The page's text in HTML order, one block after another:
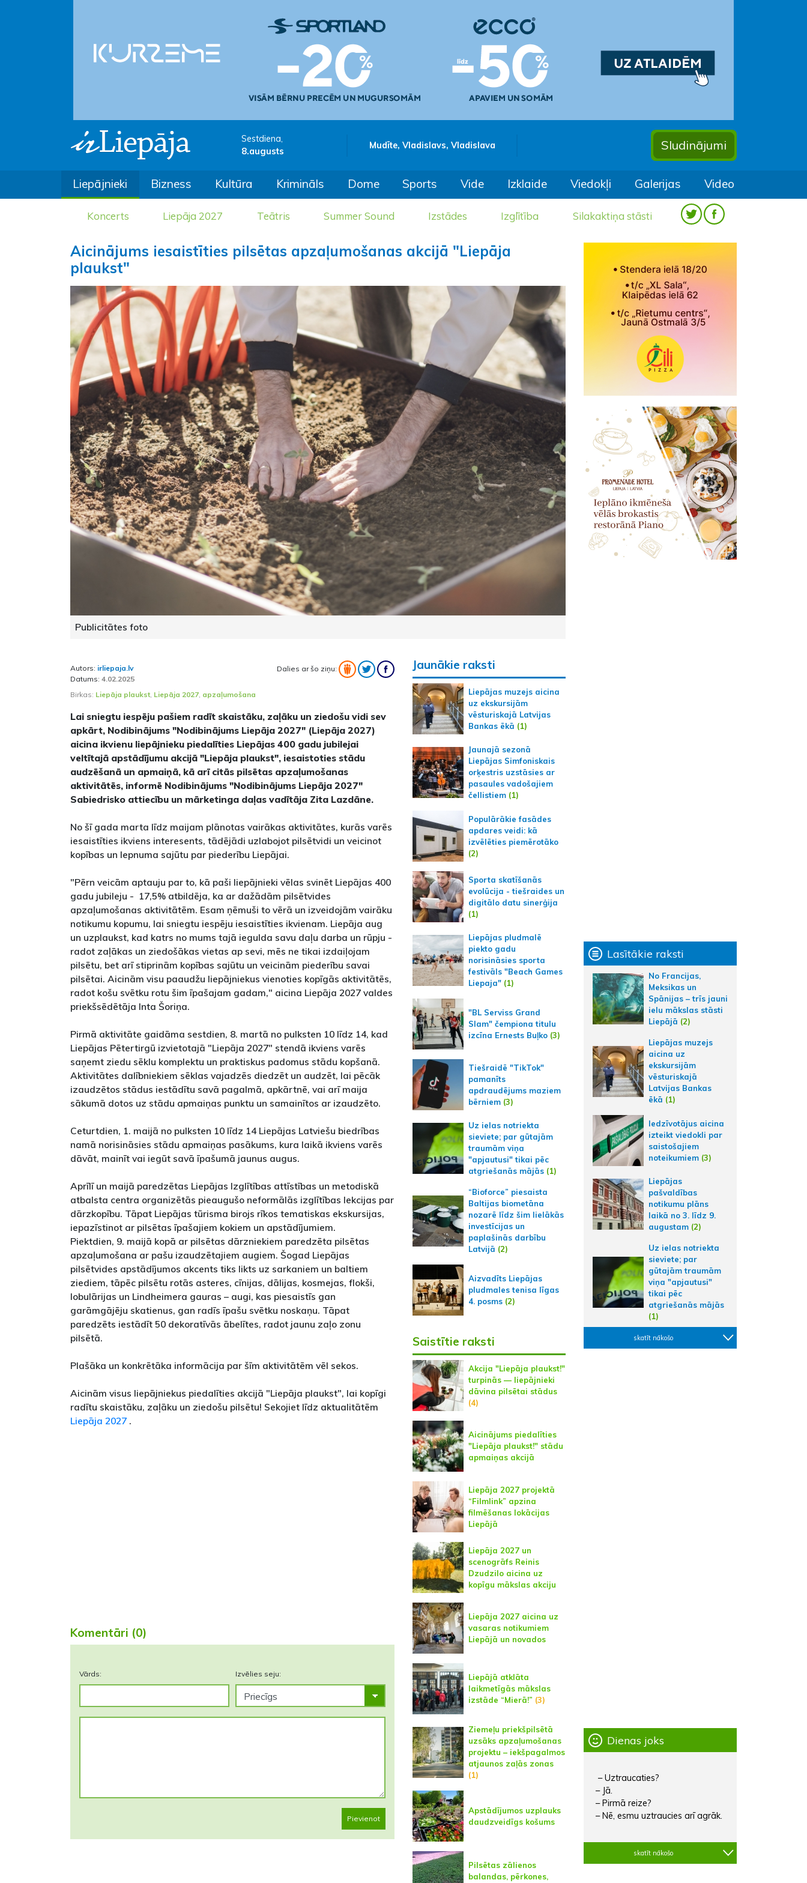
Sestdiena,
8.augusts
Mudīte, Vladislavs, Vladislava Sludinājumi
Liepājnieki Bizness Kultūra Krimināls Dome Sports Vide Izklaide Viedokļi Galerijas Video
Koncerts Liepāja 2027 Teātris Summer Sound Izstādes Izglītība Silakaktiņa stāsti
Aicinājums iesaistīties pilsētas apzaļumošanas akcijā "Liepāja
plaukst"
Publicitātes foto
Autors: irliepaja.lv
Datums: 4.02.2025
Dalies ar šo ziņu:
Birkas: Liepāja plaukst, Liepāja 2027, apzaļumošana
Lai sniegtu iespēju pašiem radīt skaistāku, zaļāku un ziedošu vidi sev
apkārt, Nodibinājums "Nodibinājums Liepāja 2027" (Liepāja 2027)
aicina ikvienu liepājnieku piedalīties Liepājas 400 gadu jubilejai
veltītajā apstādījumu akcijā "Liepāja plaukst", iesaistoties stādu
audzēšanā un apmaiņā, kā arī citās pilsētas apzaļumošanas
aktivitātēs, informē Nodibinājums "Nodibinājums Liepāja 2027"
Sabiedrisko attiecību un mārketinga daļas vadītāja Zita Lazdāne.
No šī gada marta līdz maijam plānotas vairākas aktivitātes, kurās varēs
iesaistīties ikviens interesents, tādējādi uzlabojot pilsētvidi un veicinot
kopības un lepnuma sajūtu par piederību Liepājai.
"Pērn veicām aptauju par to, kā paši liepājnieki vēlas svinēt Liepājas 400
gadu jubileju - 17,5% atbildēja, ka ar dažādām pilsētvides
apzaļumošanas aktivitātēm. Esam ņēmuši to vērā un izveidojām vairāku
notikumu kopumu, lai sniegtu iespēju iesaistīties ikvienam. Liepāja aug
un uzplaukst, kad katrs no mums tajā iegulda savu daļu darba un rūpju -
radot zaļākas un ziedošākas vietas ap sevi, mēs ne tikai izdaiļojam
pilsētu, bet arī stiprinām kopības sajūtu un veicinām piederību savai
pilsētai. Aicinām visu paaudžu liepājniekus vienoties kopīgās aktivitātēs,
radot košu svētku rotu šim īpašajam gadam," aicina Liepāja 2027 valdes
priekšsēdētāja Inta Šoriņa.
Pirmā aktivitāte gaidāma sestdien, 8. martā no pulksten 10 līdz 14, kad
Liepājas Pētertirgū izvietotajā "Liepāja 2027" stendā ikviens varēs
saņemt ziedu sēklu komplektu un praktiskus padomus stādu kopšanā.
Aktivitātes dalībniekiem sēklas vajadzēs diedzēt un audzēt, lai pēcāk
izaudzētos stādus iestādītu savā pagalmā, apkārtnē, vai arī maija
sākumā dotos uz stādu apmaiņas punktu un samainītos ar izaudzēto.
Ceturtdien, 1. maijā no pulksten 10 līdz 14 Liepājas Latviešu biedrības
namā norisināsies stādu apmaiņas pasākums, kura laikā ikviens varēs
dāvāt, mainīt vai iegūt savā īpašumā jaunus augus.
Aprīlī un maijā paredzētas Liepājas Izglītības attīstības un metodiskā
atbalsta centra organizētās pieaugušo neformālās izglītības lekcijas par
dārzkopību. Tāpat Liepājas tūrisma birojs rīkos tematiskas ekskursijas,
iepazīstinot ar pilsētas īpašajiem kokiem un apstādījumiem.
Piektdien, 9. maijā kopā ar pilsētas dārzniekiem paredzēta pilsētas
apzaļumošana ar pašu izaudzētajiem augiem. Šogad Liepājas
pilsētvides apstādījumos akcents tiks likts uz sarkaniem un baltiem
ziediem, tāpēc pilsētu rotās asteres, cīnijas, dālijas, kosmejas, flokši,
lobulārijas un Lindheimera gauras – augi, kas piesaistīs gan
garāmgājēju skatienus, gan radīs īpašu svētku noskaņu. Tāpat
paredzēts iestādīt 50 dekoratīvās ābelītes, radot jaunu zaļo zonu
pilsētā.
Plašāka un konkrētāka informācija par šīm aktivitātēm vēl sekos.
Aicinām visus liepājniekus piedalīties akcijā "Liepāja plaukst", lai kopīgi
radītu skaistāku, zaļāku un ziedošu pilsētu! Sekojiet līdz aktualitātēm
Liepāja 2027 .
Komentāri (0)
Vārds: Izvēlies seju:
Pievienot
Jaunākie raksti
Liepājas muzejs aicina
uz ekskursijām
vēsturiskajā Latvijas
Bankas ēkā (1)
Jaunajā sezonā
Liepājas Simfoniskais
orķestris uzstāsies ar
pasaules vadošajiem
čellistiem(1)
Populārākie fasādes
apdares veidi: kā
izvēlēties piemērotāko
(2)
Sporta skatīšanās
evolūcija - tiešraides un
digitālo datu sinerģija
(1)
Liepājas pludmalē
piekto gadu
norisināsies sporta
festivāls "Beach Games
Liepaja"(1)
"BL Serviss Grand
Slam" čempiona titulu
izcīna Ernests Buļko(3)
Tiešraidē "TikTok"
pamanīts
apdraudējums maziem
bērniem(3)
Uz ielas notriekta
sieviete; par gūtajām
traumām viņa
"apjautusi" tikai pēc
atgriešanās mājās(1)
“Bioforce” piesaista
Baltijas biometāna
nozarē līdz šim lielākās
investīcijas un
paplašinās darbību
Latvijā (2)
Aizvadīts Liepājas
pludmales tenisa līgas
4. posms(2)
Saistītie raksti
Akcija "Liepāja plaukst!"
turpinās — liepājnieki
dāvina pilsētai stādus
(4)
Aicinājums piedalīties
"Liepāja plaukst!" stādu
apmaiņas akcijā
Liepāja 2027 projektā
“Filmlink” apzina
filmēšanas lokācijas
Liepājā
Liepāja 2027 un
scenogrāfs Reinis
Dzudzilo aicina uz
kopīgu mākslas akciju
Liepāja 2027 aicina uz
vasaras notikumiem
Liepājā un novados
Liepājā atklāta
laikmetīgās mākslas
izstāde “Mierā!” (3)
Ziemeļu priekšpilsētā
uzsāks apzaļumošanas
projektu – iekšpagalmos
atjaunos zaļās zonas
(1)
Apstādījumos uzplauks
daudzveidīgs košums
Pilsētas zālienos
balandas, pērkones,
Lasītākie raksti
No Francijas,
Meksikas un
Spānijas – trīs jauni
ielu mākslas stāsti
Liepājā (2)
Liepājas muzejs
aicina uz
ekskursijām
vēsturiskajā
Latvijas Bankas
ēkā (1)
Iedzīvotājus aicina
izteikt viedokli par
saistošajiem
noteikumiem (3)
Liepājas
pašvaldības
notikumu plāns
laikā no 3. līdz 9.
augustam (2)
Uz ielas notriekta
sieviete; par
gūtajām traumām
viņa "apjautusi"
tikai pēc
atgriešanās mājās
(1)
skatīt nākošo
Dienas joks
– Uztraucaties?
– Jā.
– Pirmā reize?
– Nē, esmu uztraucies arī agrāk.
skatīt nākošo